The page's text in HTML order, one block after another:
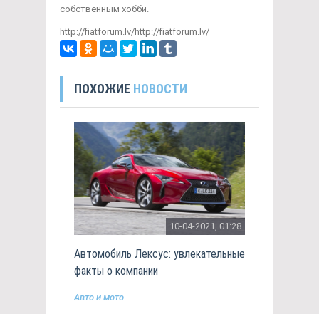
собственным хобби.
http://fiatforum.lv/http://fiatforum.lv/
ПОХОЖИЕ НОВОСТИ
10-04-2021, 01:28
Автомобиль Лексус: увлекательные
факты о компании
Авто и мото